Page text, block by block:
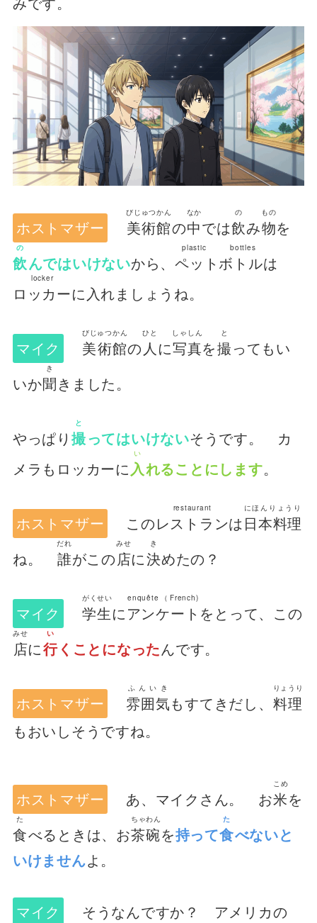
ホストマザー 美術館
びじゅつかん
の中
なか
では飲
の
み物
もの
を
飲
の
んではいけないから、ペットボトル
plastic bottles
は
ロッカー
locker
に入れましょうね。
マイク 美術館
びじゅつかん
の 人
ひと
に写真
しゃしん
を撮
と
ってもい
いか聞
き
きました。
やっぱり 撮
と
ってはいけないそうです。 カ
メラもロッカーに 入
い
れることにします。
ホストマザー このレストラン
restaurant
は 日本料理
にほんりょうり
ね。 誰
だれ
がこの 店
みせ
に決
き
めたの？
マイク 学生
がくせい
にアンケート
enquête（French)
をとって、この
店
みせ
に行
い
くことになったんです。
ホストマザー 雰囲気
ふんいき
もすてきだし、 料理
りょうり
もおいしそうですね。
ホストマザー あ、マイクさん。 お米
こめ
を
食
た
べるときは、お茶碗
ちゃわん
を持って食
た
べないと
いけませんよ。
マイク
そうなんですか？ アメリカの